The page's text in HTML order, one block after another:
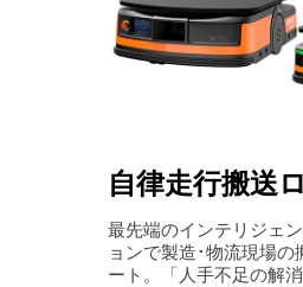
自律走行搬送
最先端のインテリジェ
ョンで製造･物流現場の
ート。「人手不足の解